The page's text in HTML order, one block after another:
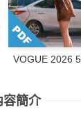
VOGUE 2026
容簡介